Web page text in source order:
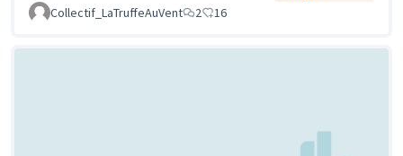
Collectif_LaTruffeAuVent
2 16